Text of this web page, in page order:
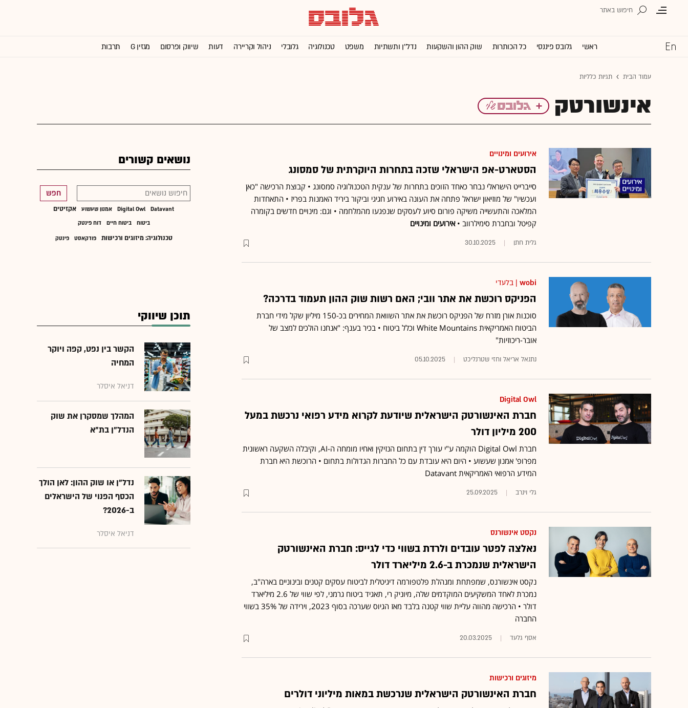
ראשי גלובס פיננסי כל הכותרות שוק ההון והשקעות נדל''ן ותשתיות משפט טכנולוגיה גלובלי ניהול וקריירה דעות שיווק ופרסום מגזין G תרבות
עמוד הבית תגיות כלליות
אינשורטק
אירועים ומינויים
הסטארט-אפ הישראלי שזכה בתחרות היוקרתית של סמסונג
סייברייט הישראלי נבחר כאחד הזוכים בתחרות של ענקית הטכנולוגיה סמסונג • קבוצת הרכישה "כאן
ועכשיו" של מוזיאון ישראל פתחה את העונה באירוע חגיגי וביקור ביריד האמנות בפריז • התאחדות
המלאכה והתעשייה משיקה פורום סיוע לעסקים שנפגעו מהמלחמה • וגם: מינויים חדשים בקומרה
קפיטל ובחברת סימילרווב •אירועים ומינויים
גלית חתן 30.10.2025
wobi | בלעדי
הפניקס רוכשת את אתר וובי; האם רשות שוק ההון תעמוד בדרכה?
סוכנות אורן מזרח של הפניקס רוכשת את אתר השוואת המחירים בכ-150 מיליון שקל מידי חברת
הביטוח האמריקאית White Mountains וכלל ביטוח • בכיר בענף: "אנחנו הולכים למצב של
אובר-ריכוזיות"
נתנאל אריאל וחזי שטרנליכט 05.10.2025
Digital Owl
חברת האינשורטק הישראלית שיודעת לקרוא מידע רפואי נרכשת במעל
200 מיליון דולר
חברת Digital Owl הוקמה ע"י עורך דין בתחום הנזיקין ואחיו מומחה ה-AI, וקיבלה השקעה ראשונית
מפרופ' אמנון שעשוע • היום היא עובדת עם כל החברות הגדולות בתחום • הרוכשת היא חברת
המידע הרפואי האמריקאית Datavant
גלי וינרב 25.09.2025
נקסט אינשורנס
נאלצה לפטר עובדים ולרדת בשווי כדי לגייס: חברת האינשורטק
הישראלית שנמכרת ב-2.6 מיליארד דולר
נקסט אינשורנס, שמפתחת ומנהלת פלטפורמה דיגיטלית לביטוח עסקים קטנים ובינוניים בארה"ב,
נמכרת לאחד המשקיעים המוקדמים שלה, מיוניק רי, תאגיד ביטוח גרמני, לפי שווי של 2.6 מיליארד
דולר • הרכישה מהווה עליית שווי קטנה בלבד מאז הגיוס שערכה בסוף 2023, וירידה של 35% בשווי
החברה
אסף גלעד 20.03.2025
מיזוגים ורכישות
חברת האינשורטק הישראלית שנרכשת במאות מיליוני דולרים
נושאים קשורים
חפש
Datavant
Digital Owl אמנון שעשוע אקזיטים
ביטוח ביטוח חיים דוח פינטק
טכנולוגיה: מיזוגים ורכישות פודקאסט פינטק
תוכן שיווקי
הקשר בין נפט, קפה ויוקר
המחיה
דניאל איסלר
המהלך שמסקרן את שוק
הנדל"ן בת"א
נדל"ן או שוק ההון: לאן הולך
הכסף הפנוי של הישראלים
ב-2026?
דניאל איסלר